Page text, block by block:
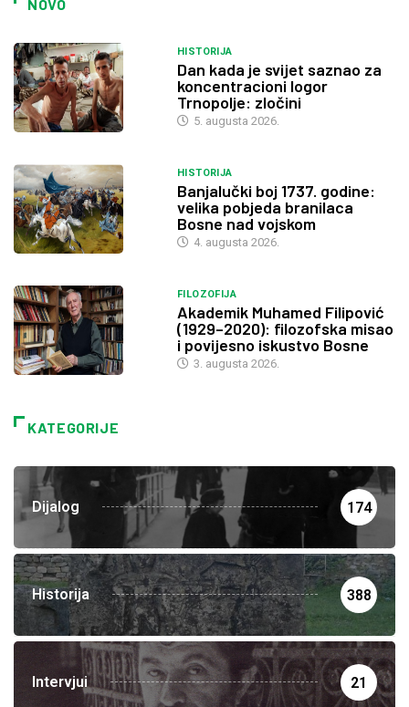
NOVO
HISTORIJA
Dan kada je svijet saznao za
koncentracioni logor
Trnopolje: zločini
5. augusta 2026.
HISTORIJA
Banjalučki boj 1737. godine:
velika pobjeda branilaca
Bosne nad vojskom
4. augusta 2026.
FILOZOFIJA
Akademik Muhamed Filipović
(1929–2020): filozofska misao
i povijesno iskustvo Bosne
3. augusta 2026.
KATEGORIJE
Dijalog 174
Historija 388
Intervjui 21